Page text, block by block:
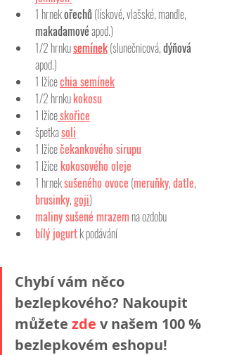
1 hrnek ořechů (lískové, vlašské, mandle,
makadamové apod.)
1/2 hrnku semínek (slunečnicová, dýňová
apod.)
1 lžíce chia semínek
1/2 hrnku kokosu
1 lžíceskořice
špetka soli
1 lžíce čekankového sirupu
1 lžíce kokosového oleje
1 hrnek sušeného ovoce (meruňky, datle,
brusinky, goji)
maliny sušené mrazem na ozdobu
bílý jogurt k podávání
Chybí vám něco
bezlepkového? Nakoupit
můžete zde v našem 100 %
bezlepkovém eshopu!